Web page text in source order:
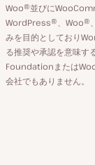
替
え
Woo®並びに
WordPress®、Woo®
みを目的としており
る推奨や承認を意味
Foundationまたは
会社でもありません。